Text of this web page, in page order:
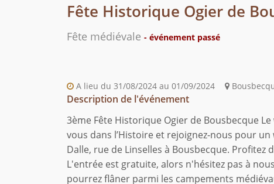
Fête Historique Ogier de
Fête médiévale - événement passé
A lieu du 31/08/2024 au 01/09/2024
Description de l'événement
3ème Fête Historique Ogier de Bousbecque
vous dans l’Histoire et rejoignez-nous pour
Dalle, rue de Linselles à Bousbecque.
L'entrée est gratuite, alors n'hésitez pas à
pourrez flâner parmi les campements